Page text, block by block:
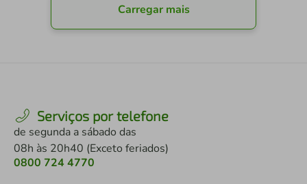
Carregar mais
Serviços por telefone
de segunda a sábado das
08h às 20h40 (Exceto feriados)
0800 724 4770